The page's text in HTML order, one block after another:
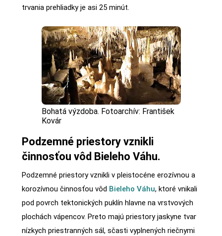
trvania prehliadky je asi 25 minút.
Bohatá výzdoba. Fotoarchív: František
Kovár
Podzemné priestory vznikli
činnosťou vôd Bieleho Váhu.
Podzemné priestory vznikli v pleistocéne erozívnou a
korozívnou činnosťou vôd Bieleho Váhu, ktoré vnikali
pod povrch tektonických puklín hlavne na vrstvových
plochách vápencov. Preto majú priestory jaskyne tvar
nízkych priestranných sál, sčasti vyplnených riečnymi